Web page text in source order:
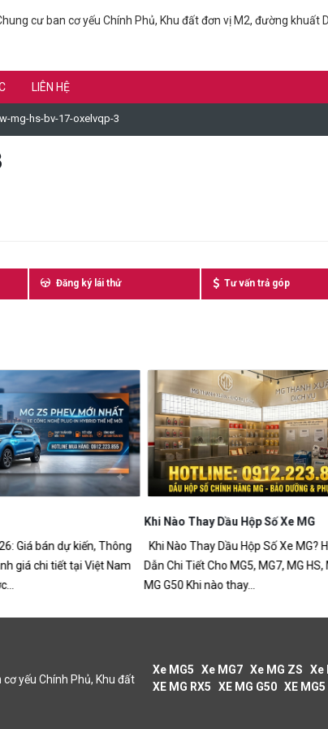
cư ban cơ yếu Chính Phủ, Khu đất đơn vị M2, đường khuất
LIÊN HỆ
mg-hs-bv-17-oxelvqp-3
Đăng ký lái thử Tư vấn trả góp
Giá bán dự kiến, Thông
giá chi tiết tại Việt Nam
Khi Nào Thay Dầu Hộp Số Xe MG
Khi Nào Thay Dầu Hộp Số Xe MG?
Dẫn Chi Tiết Cho MG5, MG7, MG HS,
MG G50 Khi nào thay...
yếu Chính Phủ, Khu đất
Xe MG5 Xe MG7 Xe MG ZS
Xe
XE MG RX5
XE MG G50 XE